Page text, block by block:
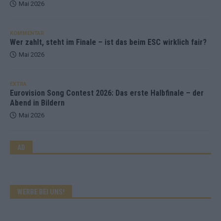
Mai 2026
KOMMENTAR
Wer zahlt, steht im Finale – ist das beim ESC wirklich fair?
Mai 2026
EXTRA
Eurovision Song Contest 2026: Das erste Halbfinale – der
Abend in Bildern
Mai 2026
AD
WERBE BEI UNS!